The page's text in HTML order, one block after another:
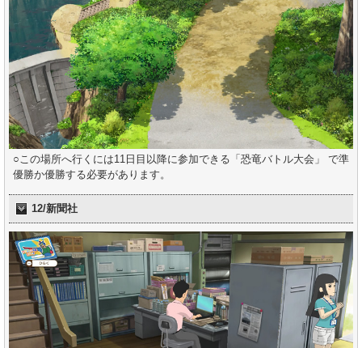
○この場所へ行くには11日目以降に参加できる「恐竜バトル大会」 で準
優勝か優勝する必要があります。
12/新聞社